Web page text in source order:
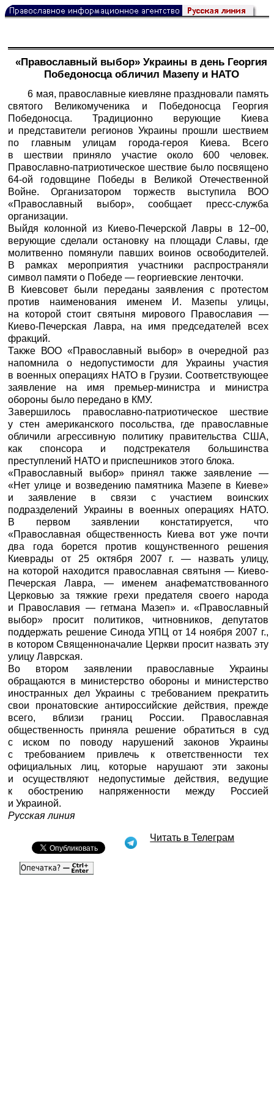
«Православный выбор» Украины в день Георгия
Победоносца обличил Мазепу и НАТО
6 мая, православные киевляне праздновали память
святого Великомученика и Победоносца Георгия
Победоносца. Традиционно верующие Киева
и представители регионов Украины прошли шествием
по главным улицам города-героя Киева. Всего
в шествии приняло участие около 600 человек.
Православно-патриотическое шествие было посвящено
64-ой годовщине Победы в Великой Отечественной
Войне. Организатором торжеств выступила ВОО
«Православный выбор», сообщает пресс-служба
организации.
Выйдя колонной из Киево-Печерской Лавры в 12−00,
верующие сделали остановку на площади Славы, где
молитвенно помянули павших воинов освободителей.
В рамках мероприятия участники распространяли
символ памяти о Победе — георгиевские ленточки.
В Киевсовет были переданы заявления с протестом
против наименования именем И. Мазепы улицы,
на которой стоит святыня мирового Православия —
Киево-Печерская Лавра, на имя председателей всех
фракций.
Также ВОО «Православный выбор» в очередной раз
напомнила о недопустимости для Украины участия
в военных операциях НАТО в Грузии. Соответствующее
заявление на имя премьер-министра и министра
обороны было передано в КМУ.
Завершилось православно-патриотическое шествие
у стен американского посольства, где православные
обличили агрессивную политику правительства США,
как спонсора и подстрекателя большинства
преступлений НАТО и приспешников этого блока.
«Православный выбор» принял также заявление —
«Нет улице и возведению памятника Мазепе в Киеве»
и заявление в связи с участием воинских
подразделений Украины в военных операциях НАТО.
В первом заявлении констатируется, что
«Православная общественность Киева вот уже почти
два года борется против кощунственного решения
Киеврады от 25 октября 2007 г. — назвать улицу,
на которой находится православная святыня — Киево-
Печерская Лавра, — именем анафематствованного
Церковью за тяжкие грехи предателя своего народа
и Православия — гетмана Мазеп» и. «Православный
выбор» просит политиков, читновников, депутатов
поддержать решение Синода УПЦ от 14 ноября 2007 г.,
в котором Священноначалие Церкви просит назвать эту
улицу Лаврская.
Во втором заявлении православные Украины
обращаются в министерство обороны и министерство
иностранных дел Украины с требованием прекратить
свои пронатовские антироссийские действия, прежде
всего, вблизи границ России. Православная
общественность приняла решение обратиться в суд
с иском по поводу нарушений законов Украины
с требованием привлечь к ответственности тех
официальных лиц, которые нарушают эти законы
и осуществляют недопустимые действия, ведущие
к обострению напряженности между Россией
и Украиной.
Русская линия
Читать в Телеграм